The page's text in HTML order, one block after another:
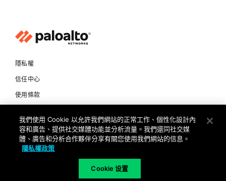
隱私權
信任中心
使用條款
Copyright © 2026 Palo Alto Networks. All Rights Reserved
我們使用 Cookie 以允許我們網站的正常工作、個性化設計內
容和廣告、提供社交媒體功能並分析流量。我們還同社交媒
體、廣告和分析合作夥伴分享有關您使用我們網站的信息。
隱私權政策
Cookie 设置